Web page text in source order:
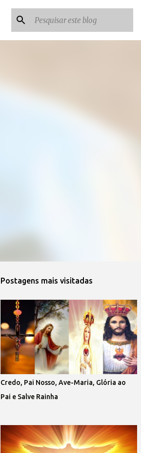
Postagens mais visitadas
Credo, Pai Nosso, Ave-Maria, Glória ao
Pai e Salve Rainha